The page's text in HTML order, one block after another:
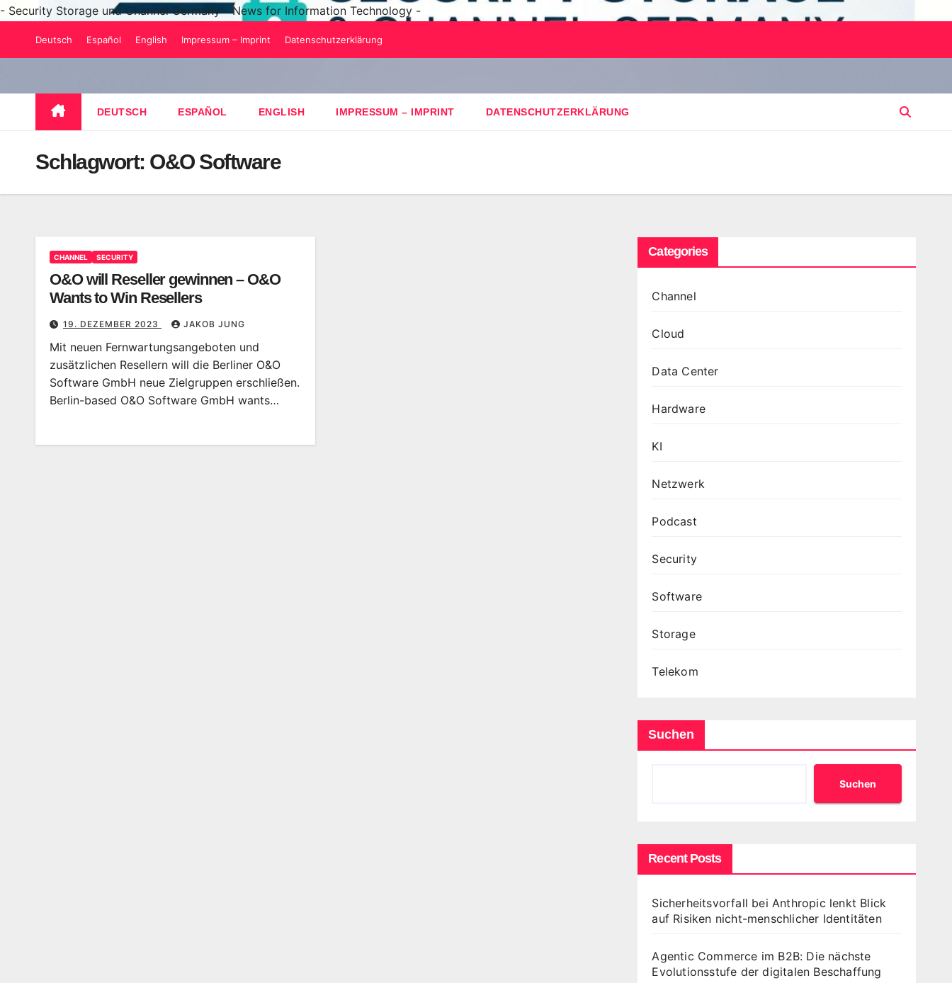
- Security Storage und Channel Germany - News for Information Technology -
Deutsch Español English Impressum – Imprint Datenschutzerklärung
DEUTSCH ESPAÑOL ENGLISH IMPRESSUM – IMPRINT DATENSCHUTZERKLÄRUNG
Schlagwort: O&O Software
CHANNEL SECURITY
O&O will Reseller gewinnen – O&O
Wants to Win Resellers
19. DEZEMBER 2023 JAKOB JUNG
Mit neuen Fernwartungsangeboten und
zusätzlichen Resellern will die Berliner O&O
Software GmbH neue Zielgruppen erschließen.
Berlin-based O&O Software GmbH wants…
Categories
Channel
Cloud
Data Center
Hardware
KI
Netzwerk
Podcast
Security
Software
Storage
Telekom
Suchen
Suchen
Recent Posts
Sicherheitsvorfall bei Anthropic lenkt Blick
auf Risiken nicht-menschlicher Identitäten
Agentic Commerce im B2B: Die nächste
Evolutionsstufe der digitalen Beschaffung